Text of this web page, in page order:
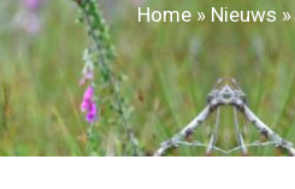
Home» Nieuws »